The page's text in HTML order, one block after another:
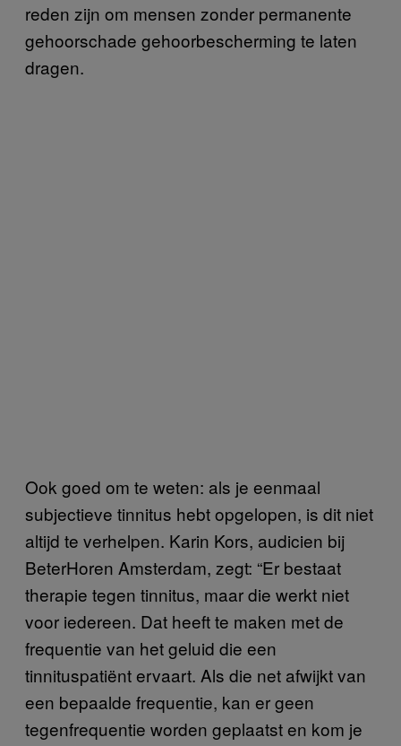
reden zijn om mensen zonder permanente
gehoorschade gehoorbescherming te laten
dragen.
Ook goed om te weten: als je eenmaal
subjectieve tinnitus hebt opgelopen, is dit niet
altijd te verhelpen. Karin Kors, audicien bij
BeterHoren Amsterdam, zegt: “Er bestaat
therapie tegen tinnitus, maar die werkt niet
voor iedereen. Dat heeft te maken met de
frequentie van het geluid die een
tinnituspatiënt ervaart. Als die net afwijkt van
een bepaalde frequentie, kan er geen
tegenfrequentie worden geplaatst en kom je